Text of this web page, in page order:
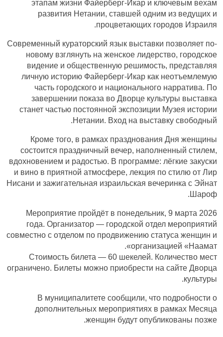
этапам жизни Файерберг-Икар и ключевым вехам
развития Нетании, ставшей одним из ведущих и
процветающих городов Израиля.
Современный кураторский язык выставки позволяет по-
новому взглянуть на женское лидерство, городское
видение и общественную решимость, представляя
личную историю Файерберг-Икар как неотъемлемую
часть городского и национального нарратива. По
завершении показа во Дворце культуры выставка
станет частью постоянной экспозиции Музея истории
Нетании. Вход на выставку свободный.
Кроме того, в рамках празднования Дня женщины
состоится праздничный вечер, наполненный стилем,
вдохновением и радостью. В программе: лёгкие закуски
и вино в приятной атмосфере, лекция по стилю от Лир
Нисани и зажигательная израильская вечеринка с Эйнат
Шароф.
Мероприятие пройдёт в понедельник, 9 марта 2026
года. Организатор — городской отдел мероприятий
совместно с отделом по продвижению статуса женщин и
организацией «Наамат».
Стоимость билета — 60 шекелей. Количество мест
ограничено. Билеты можно приобрести на сайте Дворца
культуры.
В муниципалитете сообщили, что подробности о
дополнительных мероприятиях в рамках Месяца
женщин будут опубликованы позже.